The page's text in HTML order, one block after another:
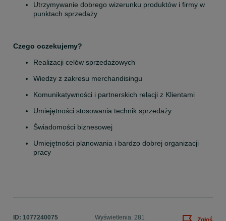
Utrzymywanie dobrego wizerunku produktów i firmy w
punktach sprzedaży
Czego oczekujemy?
Realizacji celów sprzedażowych
Wiedzy z zakresu merchandisingu
Komunikatywności i partnerskich relacji z Klientami
Umiejętności stosowania technik sprzedaży
Świadomości biznesowej
Umiejętności planowania i bardzo dobrej organizacji
pracy
ID: 1077240075 Wyświetlenia: 281